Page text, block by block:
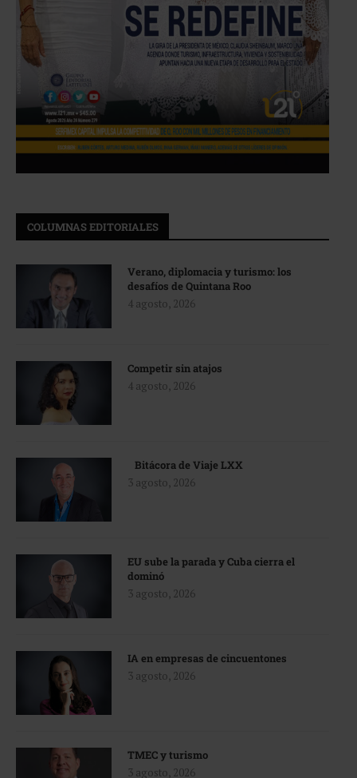
COLUMNAS EDITORIALES
Verano, diplomacia y turismo: los
desafíos de Quintana Roo
4 agosto, 2026
Competir sin atajos
4 agosto, 2026
Bitácora de Viaje LXX
3 agosto, 2026
EU sube la parada y Cuba cierra el
dominó
3 agosto, 2026
IA en empresas de cincuentones
3 agosto, 2026
TMEC y turismo
3 agosto, 2026